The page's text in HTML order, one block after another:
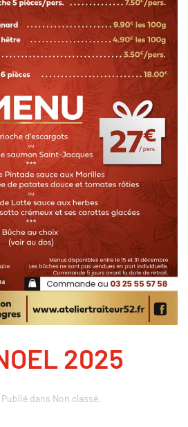
2025
Publié dans Non classé.